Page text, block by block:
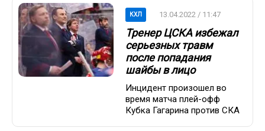
КХЛ 13.04.2022 / 11:47
Тренер ЦСКА избежал
серьезных травм
после попадания
шайбы в лицо
Инцидент произошел во
время матча плей-офф
Кубка Гагарина против СКА